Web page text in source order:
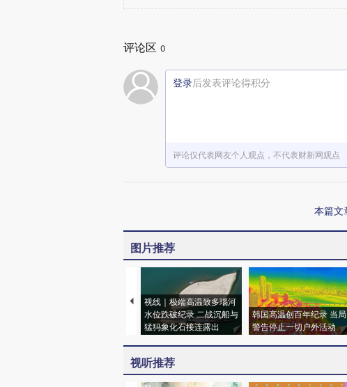
评论区 0
登录后发表评论得积分
评论仅代表网友个人观点，不代表财新网观点
本篇文
图片推荐
视线｜极端高温致多瑙河
水位跌破纪录 二战沉船与
猛犸象化石接连露出
韩国高温创百年纪录 当局
警告停止一切户外活动
视听推荐